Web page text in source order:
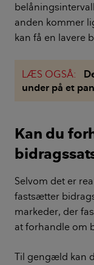
anden kommer
kan få en lavere
LÆS OGSÅ:
under på et
Kan du
Selvom det er
fastsætter
markeder, der
at forhandle om
Til gengæld kan